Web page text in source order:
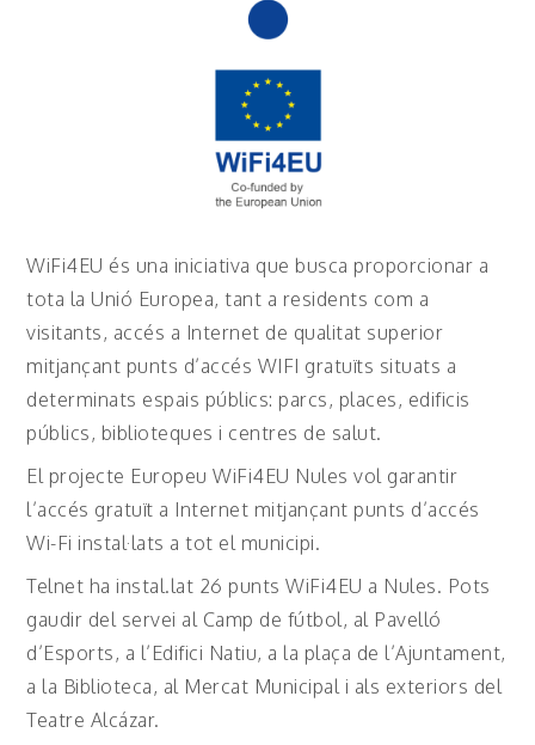
WiFi4EU és una iniciativa que busca proporcionar a
tota la Unió Europea, tant a residents com a
visitants, accés a Internet de qualitat superior
mitjançant punts d’accés WIFI gratuïts situats a
determinats espais públics: parcs, places, edificis
públics, biblioteques i centres de salut.
El projecte Europeu WiFi4EU Nules vol garantir
l’accés gratuït a Internet mitjançant punts d’accés
Wi-Fi instal·lats a tot el municipi.
Telnet ha instal.lat 26 punts WiFi4EU a Nules. Pots
gaudir del servei al Camp de fútbol, al Pavelló
d’Esports, a l’Edifici Natiu, a la plaça de l’Ajuntament,
a la Biblioteca, al Mercat Municipal i als exteriors del
Teatre Alcázar.